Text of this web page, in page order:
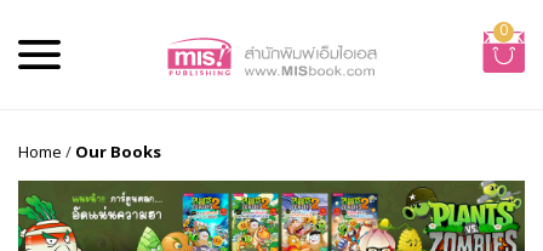
0
Home / Our Books